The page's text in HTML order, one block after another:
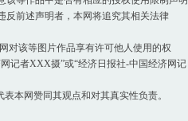
反前述声明者，本网将追究其相关法律
对该等图片作品享有许可他人使用的权
记者XXX摄”或“经济日报社-中国经济网记
本网赞同其观点和对其真实性负责。